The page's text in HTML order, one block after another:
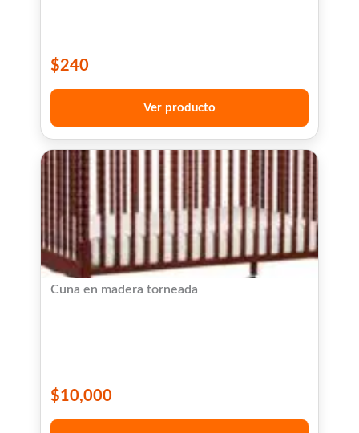
$240
Ver producto
Cuna en madera torneada
$10,000